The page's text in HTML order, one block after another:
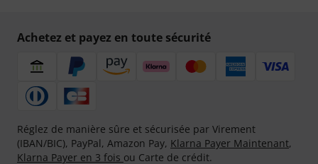
Achetez et payez en toute sécurité
Réglez de manière sûre et sécurisée par Virement
(IBAN/BIC), PayPal, Amazon Pay, Klarna Payer Maintenant,
Klarna Payer en 3 fois ou Carte de crédit.